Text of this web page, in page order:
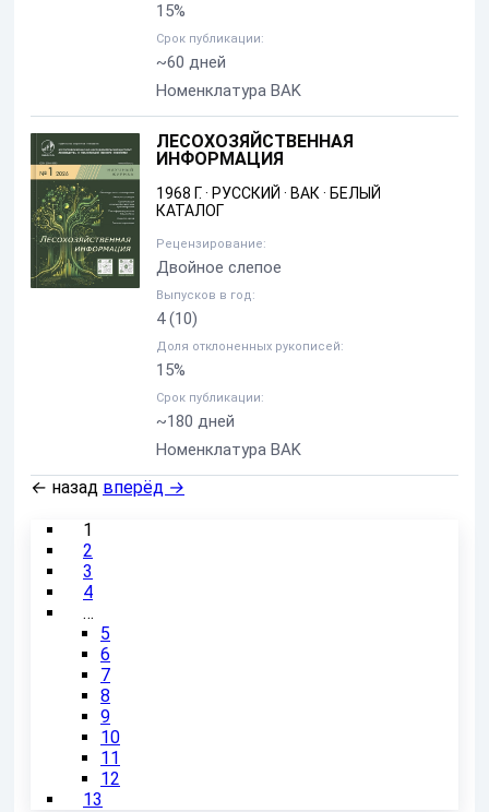
15%
Срок публикации:
~60 дней
Номенклатура BAK
ЛЕСОХОЗЯЙСТВЕННАЯ
ИНФОРМАЦИЯ
1968 Г.· РУССКИЙ · ВАК· БЕЛЫЙ
КАТАЛОГ
Рецензирование:
Двойное слепое
Выпусков в год:
4(10)
Доля отклоненных рукописей:
15%
Срок публикации:
~180 дней
Номенклатура BAK
← назад вперёд →
1
2
3
4
…
5
6
7
8
9
10
11
12
13